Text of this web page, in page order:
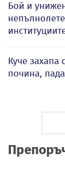
Бой и
Куче захапа
почина,